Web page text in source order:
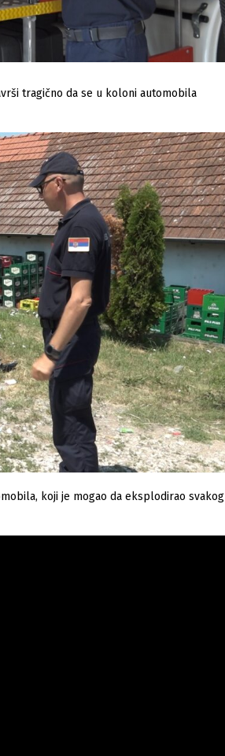
tragično da se u koloni automobila
koji je mogao da eksplodirao svakog